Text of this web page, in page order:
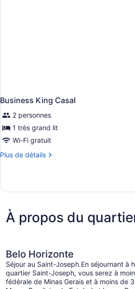
Business King Casal
2 personnes
1 très grand lit
Wi-Fi gratuit
Plus de détails
Plus
Business
À propos du
Belo Horizonte
Séjour au Saint-Joseph.En séjournant à
quartier Saint-Joseph, vous serez à
fédérale de Minas Gerais et à moins de